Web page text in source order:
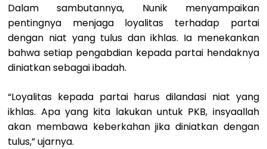
Dalam sambutannya, Nunik menyampaikan
pentingnya menjaga loyalitas terhadap partai
dengan niat yang tulus dan ikhlas. Ia menekankan
bahwa setiap pengabdian kepada partai hendaknya
diniatkan sebagai ibadah.
“Loyalitas kepada partai harus dilandasi niat yang
ikhlas. Apa yang kita lakukan untuk PKB, insyaallah
akan membawa keberkahan jika diniatkan dengan
tulus,” ujarnya.